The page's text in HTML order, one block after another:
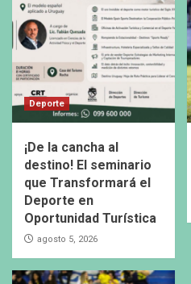
Deporte
¡De la cancha al
destino! El seminario
que Transformará el
Deporte en
Oportunidad Turística
agosto 5, 2026